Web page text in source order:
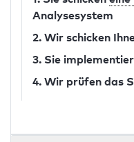
Analysesystem
2. Wir schicken
3. Sie
4. Wir prüfen das